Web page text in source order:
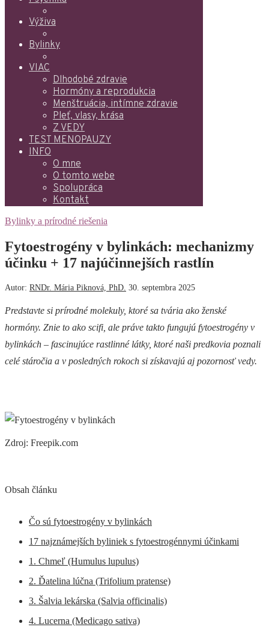
Výživa
Bylinky
VIAC
Dlhodobé zdravie
Hormóny a reprodukcia
Menštruácia, intímne zdravie
Pleť, vlasy, krása
Z VEDY
TEST MENOPAUZY
INFO
O mne
O tomto webe
Spolupráca
Kontakt
Bylinky a prírodné riešenia
Fytoestrogény v bylinkách: mechanizmy
účinku + 17 najúčinnejších rastlín
Autor: RNDr. Mária Piknová, PhD. 30. septembra 2025
Predstavte si prírodné molekuly, ktoré sa tvária ako ženské
hormóny. Znie to ako scifi, ale práve takto fungujú fytoestrogény v
bylinkách – fascinujúce rastlinné látky, ktoré naši predkovia poznali
celé stáročia a v posledných rokoch si získavajú aj pozornosť vedy.
Zdroj: Freepik.com
Obsah článku
Čo sú fytoestrogény v bylinkách
17 najznámejších byliniek s fytoestrogénnymi účinkami
1. Chmeľ (Humulus lupulus)
2. Ďatelina lúčna (Trifolium pratense)
3. Šalvia lekárska (Salvia officinalis)
4. Lucerna (Medicago sativa)